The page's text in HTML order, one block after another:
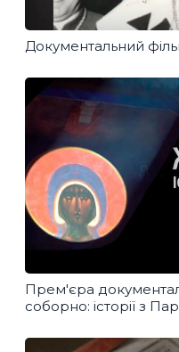
Документальний
Прем'єра
соборно: історії з